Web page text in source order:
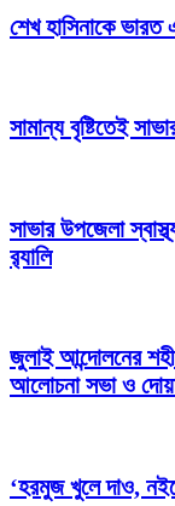
শেখ হাসিনাকে
সামান্য বৃষ্টিতেই
সাভার উপজেলা
র‍্যালি
জুলাই আন্দোলনের
আলোচনা সভা ও
‘হরমুজ খুলে দাও,